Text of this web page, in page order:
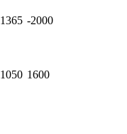
1365 -2000
1050 1600